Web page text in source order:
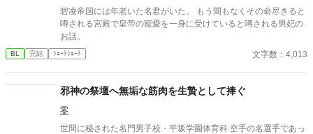
人”へと変わっていく物語。 望まれなかったはずのはじまりが、
いつしか、何よりも大切なものになるまでの—— 静かで、優し
い、溺れるような愛の記録。
碧凌帝国には年老いた名君がいた。 もう間もなくその命尽きると
噂される宮殿で皇帝の寵愛を一身に受けていると噂される男妃の
お話。
BL 完結 ｼｮｰﾄｼｮｰﾄ 文字数：4,013
邪神の祭壇へ無垢な筋肉を生贄として捧ぐ
零
世間に秘された名門男子校・平坂学園体育科 空手の名選手であっ